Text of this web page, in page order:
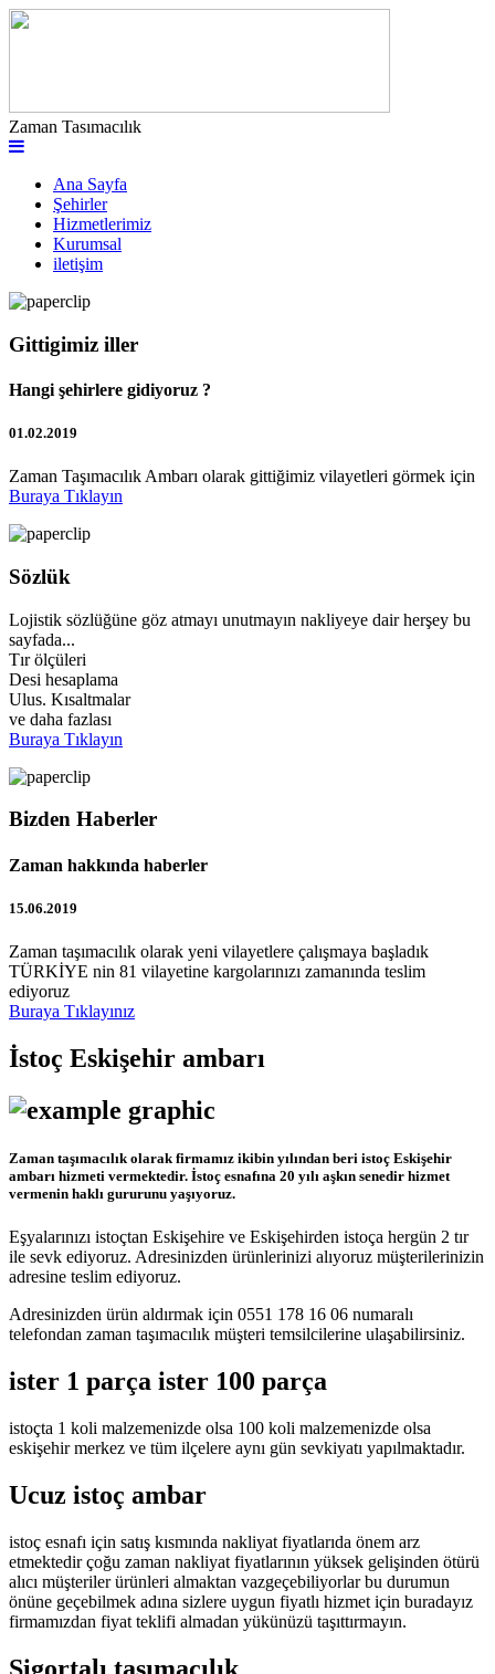
Zaman Tasımacılık
Ana Sayfa
Şehirler
Hizmetlerimiz
Kurumsal
iletişim
Gittigimiz iller
Hangi şehirlere gidiyoruz ?
01.02.2019
Zaman Taşımacılık Ambarı olarak gittiğimiz vilayetleri görmek için
Buraya Tıklayın
Sözlük
Lojistik sözlüğüne göz atmayı unutmayın nakliyeye dair herşey bu
sayfada...
Tır ölçüleri
Desi hesaplama
Ulus. Kısaltmalar
ve daha fazlası
Buraya Tıklayın
Bizden Haberler
Zaman hakkında haberler
15.06.2019
Zaman taşımacılık olarak yeni vilayetlere çalışmaya başladık
TÜRKİYE nin 81 vilayetine kargolarınızı zamanında teslim
ediyoruz
Buraya Tıklayınız
İstoç Eskişehir ambarı
Zaman taşımacılık olarak firmamız ikibin yılından beri istoç Eskişehir
ambarı hizmeti vermektedir. İstoç esnafına 20 yılı aşkın senedir hizmet
vermenin haklı gururunu yaşıyoruz.
Eşyalarınızı istoçtan Eskişehire ve Eskişehirden istoça hergün 2 tır
ile sevk ediyoruz. Adresinizden ürünlerinizi alıyoruz müşterilerinizin
adresine teslim ediyoruz.
Adresinizden ürün aldırmak için 0551 178 16 06 numaralı
telefondan zaman taşımacılık müşteri temsilcilerine ulaşabilirsiniz.
ister 1 parça ister 100 parça
istoçta 1 koli malzemenizde olsa 100 koli malzemenizde olsa
eskişehir merkez ve tüm ilçelere aynı gün sevkiyatı yapılmaktadır.
Ucuz istoç ambar
istoç esnafı için satış kısmında nakliyat fiyatlarıda önem arz
etmektedir çoğu zaman nakliyat fiyatlarının yüksek gelişinden ötürü
alıcı müşteriler ürünleri almaktan vazgeçebiliyorlar bu durumun
önüne geçebilmek adına sizlere uygun fiyatlı hizmet için buradayız
firmamızdan fiyat teklifi almadan yükünüzü taşıttırmayın.
Sigortalı taşımacılık